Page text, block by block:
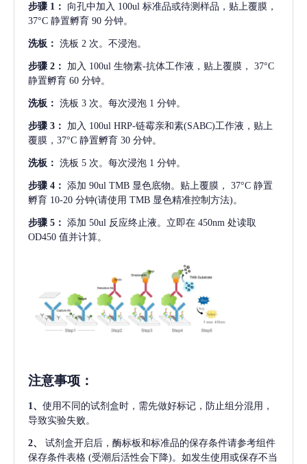
步骤 1： 向孔中加入 100ul 标准品或待测样品，贴上覆膜，
37°C 静置孵育 90 分钟。
洗板： 洗板 2 次。不浸泡。
步骤 2： 加入 100ul 生物素-抗体工作液，贴上覆膜， 37°C
静置孵育 60 分钟。
洗板： 洗板 3 次。每次浸泡 1 分钟。
步骤 3： 加入 100ul HRP-链霉亲和素(SABC)工作液，贴上
覆膜，37°C 静置孵育 30 分钟。
洗板： 洗板 5 次。每次浸泡 1 分钟。
步骤 4： 添加 90ul TMB 显色底物。贴上覆膜， 37°C 静置
孵育 10-20 分钟(请使用 TMB 显色精准控制方法)。
步骤 5： 添加 50ul 反应终止液。立即在 450nm 处读取
OD450 值并计算。
注意事项 ：
1、 使用不同的试剂盒时，需先做好标记，防止组分混用，
导致实验失败。
2、
试剂盒开启后，酶标板和标准品的保存条件请参考组件
保存条件表格 (受潮后活性会下降)。如发生使用或保存不当